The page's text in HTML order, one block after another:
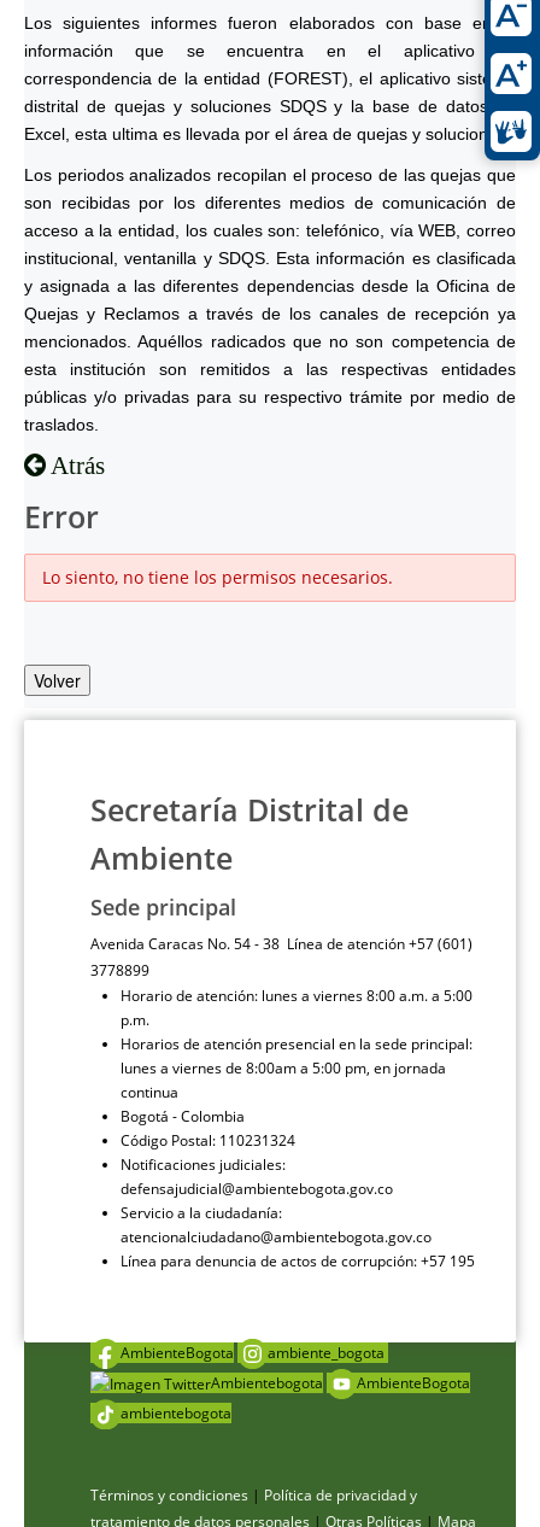
Los siguientes informes fueron elaborados con base en la
información que se encuentra en el aplicativo de
correspondencia de la entidad (FOREST), el aplicativo sistema
distrital de quejas y soluciones SDQS y la base de datos en
Excel, esta ultima es llevada por el área de quejas y soluciones.
Los periodos analizados recopilan el proceso de las quejas que
son recibidas por los diferentes medios de comunicación de
acceso a la entidad, los cuales son: telefónico, vía WEB, correo
institucional, ventanilla y SDQS. Esta información es clasificada
y asignada a las diferentes dependencias desde la Oficina de
Quejas y Reclamos a través de los canales de recepción ya
mencionados. Aquéllos radicados que no son competencia de
esta institución son remitidos a las respectivas entidades
públicas y/o privadas para su respectivo trámite por medio de
traslados.
Atrás
Error
Lo siento, no tiene los permisos necesarios.
Volver
Secretaría Distrital de
Ambiente
Sede principal
Avenida Caracas No. 54 - 38 Línea de atención +57 (601)
3778899
Horario de atención: lunes a viernes 8:00 a.m. a 5:00
p.m.
Horarios de atención presencial en la sede principal:
lunes a viernes de 8:00am a 5:00 pm, en jornada
continua
Bogotá - Colombia
Código Postal: 110231324
Notificaciones judiciales:
defensajudicial@ambientebogota.gov.co
Servicio a la ciudadanía:
atencionalciudadano@ambientebogota.gov.co
Línea para denuncia de actos de corrupción: +57 195
AmbienteBogota
ambiente_bogota
Ambientebogota
AmbienteBogota
ambientebogota
Términos y condiciones | Política de privacidad y
tratamiento de datos personales | Otras Políticas | Mapa